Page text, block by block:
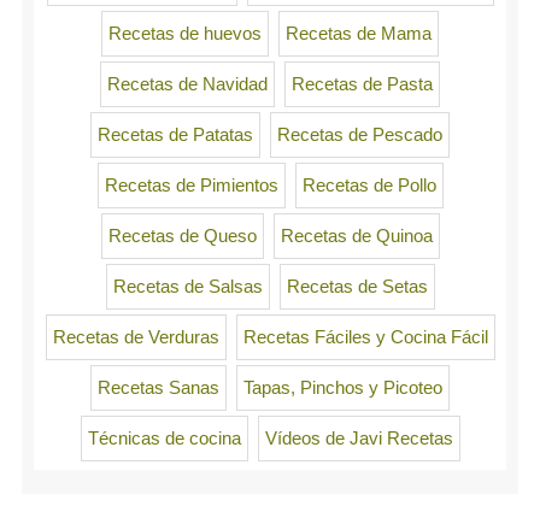
Recetas de huevos Recetas de Mama
Recetas de Navidad Recetas de Pasta
Recetas de Patatas Recetas de Pescado
Recetas de Pimientos Recetas de Pollo
Recetas de Queso Recetas de Quinoa
Recetas de Salsas Recetas de Setas
Recetas de Verduras Recetas Fáciles y Cocina Fácil
Recetas Sanas Tapas, Pinchos y Picoteo
Técnicas de cocina Vídeos de Javi Recetas